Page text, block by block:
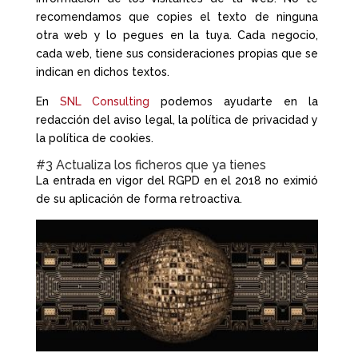
recomendamos que copies el texto de ninguna
otra web y lo pegues en la tuya. Cada negocio,
cada web, tiene sus consideraciones propias que se
indican en dichos textos.
En SNL Consulting podemos ayudarte en la
redacción del aviso legal, la política de privacidad y
la política de cookies.
#3 Actualiza los ficheros que ya tienes
La entrada en vigor del RGPD en el 2018 no eximió
de su aplicación de forma retroactiva.